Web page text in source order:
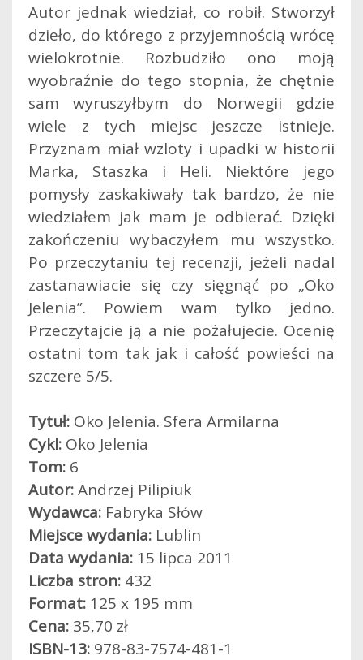
Autor jednak wiedział, co robił. Stworzył
dzieło, do którego z przyjemnością wrócę
wielokrotnie. Rozbudziło ono moją
wyobraźnie do tego stopnia, że chętnie
sam wyruszyłbym do Norwegii gdzie
wiele z tych miejsc jeszcze istnieje.
Przyznam miał wzloty i upadki w historii
Marka, Staszka i Heli. Niektóre jego
pomysły zaskakiwały tak bardzo, że nie
wiedziałem jak mam je odbierać. Dzięki
zakończeniu wybaczyłem mu wszystko.
Po przeczytaniu tej recenzji, jeżeli nadal
zastanawiacie się czy sięgnąć po „Oko
Jelenia”. Powiem wam tylko jedno.
Przeczytajcie ją a nie pożałujecie. Ocenię
ostatni tom tak jak i całość powieści na
szczere 5/5.
Tytuł: Oko Jelenia. Sfera Armilarna
Cykl: Oko Jelenia
Tom: 6
Autor:Andrzej Pilipiuk
Wydawca: Fabryka Słów
Miejsce wydania: Lublin
Data wydania: 15 lipca 2011
Liczba stron: 432
Format: 125 x 195 mm
Cena: 35,70 zł
ISBN-13: 978-83-7574-481-1